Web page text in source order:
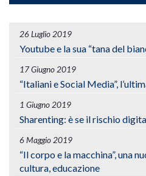
26 Luglio 2019
Youtube e la sua “tana del
17 Giugno 2019
“Italiani e Social Media”,
1 Giugno 2019
Sharenting: è se il rischio
6 Maggio 2019
“Il corpo e la macchina”, una
cultura, educazione